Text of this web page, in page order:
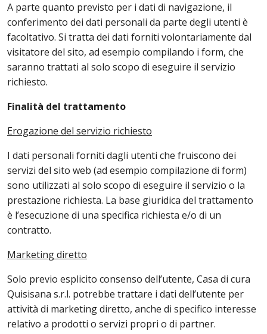
A parte quanto previsto per i dati di navigazione, il
conferimento dei dati personali da parte degli utenti è
facoltativo. Si tratta dei dati forniti volontariamente dal
visitatore del sito, ad esempio compilando i form, che
saranno trattati al solo scopo di eseguire il servizio
richiesto.
Finalità del trattamento
Erogazione del servizio richiesto
I dati personali forniti dagli utenti che fruiscono dei
servizi del sito web (ad esempio compilazione di form)
sono utilizzati al solo scopo di eseguire il servizio o la
prestazione richiesta. La base giuridica del trattamento
è l’esecuzione di una specifica richiesta e/o di un
contratto.
Marketing diretto
Solo previo esplicito consenso dell’utente, Casa di cura
Quisisana s.r.l. potrebbe trattare i dati dell’utente per
attività di marketing diretto, anche di specifico interesse
relativo a prodotti o servizi propri o di partner.